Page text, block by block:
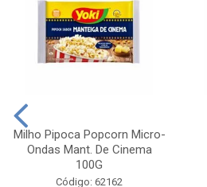
Milho Pipoca Popcorn Micro-
Ondas Mant. De Cinema
100G
Código: 62162